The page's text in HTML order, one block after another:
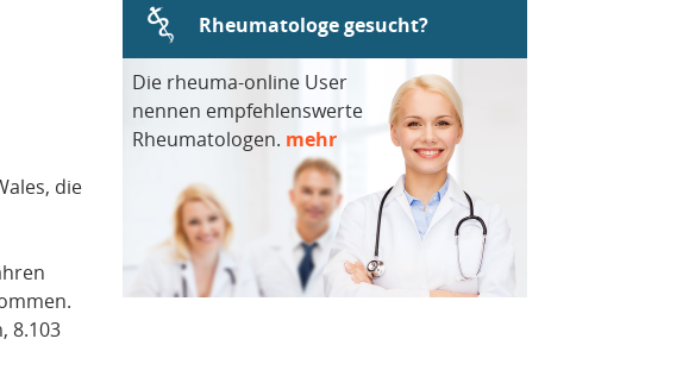
die
8.103
Rheumatologe gesucht?
Die rheuma-online User
nennen empfehlenswerte
Rheumatologen. mehr